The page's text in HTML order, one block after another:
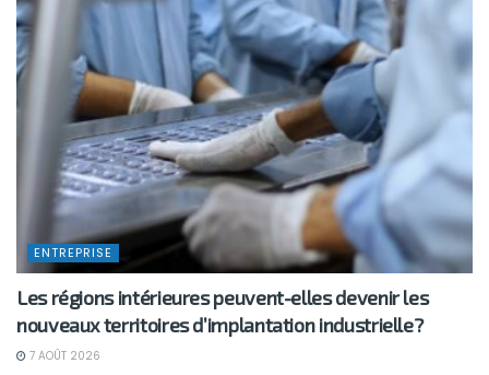
ENTREPRISE
Les régions intérieures peuvent-elles devenir les
nouveaux territoires d’implantation industrielle?
7 AOÛT 2026